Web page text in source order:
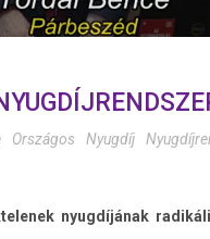
Országos Nyugdíj
nyugdíjának